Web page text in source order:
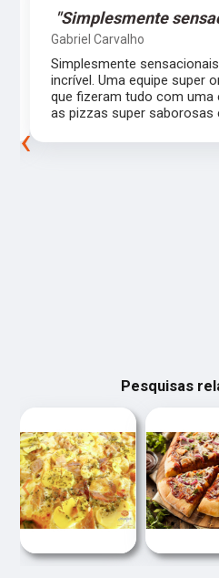
"Simplesmente
Gabriel Carvalho
Simplesmente
incrível. Uma equipe super
que fizeram tudo com uma
as pizzas super saborosas
‹
Pesquisas
‹